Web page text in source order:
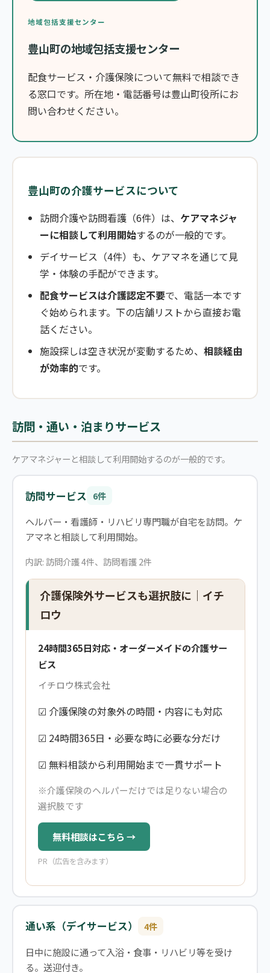
地域包括支援センター
豊山町の地域包括支援センター
配食サービス・介護保険について無料で相談でき
る窓口です。所在地・電話番号は豊山町役所にお
問い合わせください。
豊山町の介護サービスについて
訪問介護や訪問看護（6件）は、 ケアマネジャ
ーに相談して利用開始するのが一般的です。
デイサービス（4件）も、ケアマネを通じて見
学・体験の手配ができます。
配食サービスは介護認定不要で、電話一本です
ぐ始められます。下の店舗リストから直接お電
話ください。
施設探しは空き状況が変動するため、 相談経由
が効率的です。
訪問・通い・泊まりサービス
ケアマネジャーと相談して利用開始するのが一般的です。
訪問サービス 6件
ヘルパー・看護師・リハビリ専門職が自宅を訪問。ケ
アマネと相談して利用開始。
内訳: 訪問介護 4件、訪問看護 2件
介護保険外サービスも選択肢に｜イチ
ロウ
24時間365日対応・オーダーメイドの介護サー
ビス
イチロウ株式会社
☑ 介護保険の対象外の時間・内容にも対応
☑ 24時間365日・必要な時に必要な分だけ
☑ 無料相談から利用開始まで一貫サポート
※介護保険のヘルパーだけでは足りない場合の
選択肢です
無料相談はこちら →
PR（広告を含みます）
通い系（デイサービス） 4件
日中に施設に通って入浴・食事・リハビリ等を受け
る。送迎付き。